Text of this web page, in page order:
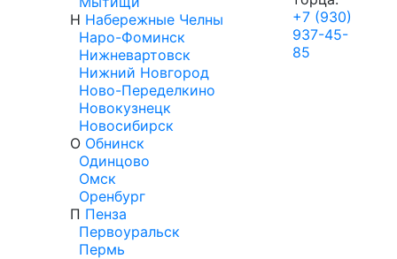
Н Набережные Челны
Наро-Фоминск
Нижневартовск
Нижний Новгород
Ново-Переделкино
Новокузнецк
Новосибирск
О Обнинск
Одинцово
Омск
Оренбург
П Пенза
Первоуральск
Пермь
+7 (930)
937-45-
85